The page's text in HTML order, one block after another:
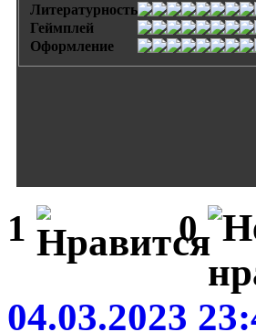
Литературность
Геймплей
Оформление
1 0
04.03.2023